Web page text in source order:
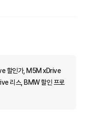
할인가, M5M xDrive
리스, BMW 할인 프로